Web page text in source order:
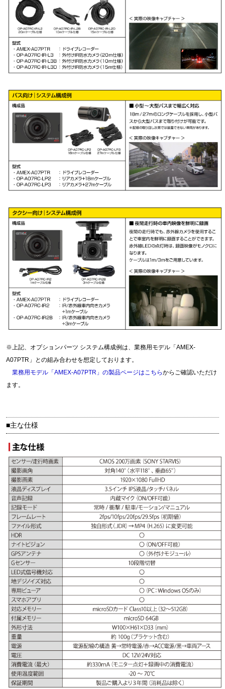
※上記、オプションパーツ システム構成例は、業務用モデル「AMEX-
A07PTR」との組み合わせを想定しております。
業務用モデル「AMEX-A07PTR」の製品ページはこちらからご確認いただけ
ます。
■主な仕様